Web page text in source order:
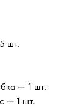
шт.
— 1 шт.
— 1 шт.